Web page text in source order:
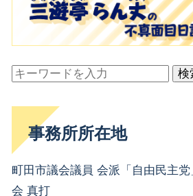
検
事務所所在地
町田市議会議員 会派「自由民主
会 真打